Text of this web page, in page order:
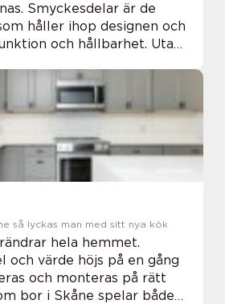
Smyckesdelar är de
håller ihop designen och
och hållbarhet. Utan
Köksmontering skåne så lyckas man med sitt nya kök
hela hemmet.
och värde höjs på en gång
och monteras på rätt
bor i Skåne spelar både